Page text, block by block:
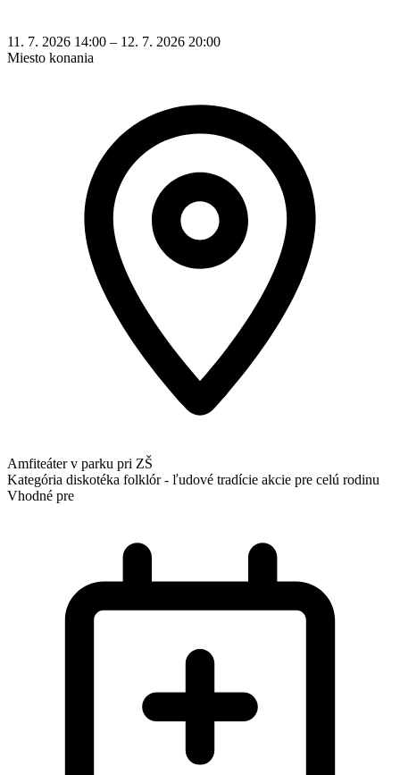
11. 7. 2026 14:00 – 12. 7. 2026 20:00
Miesto konania
Amfiteáter v parku pri ZŠ
Kategória diskotéka folklór - ľudové tradície akcie pre celú rodinu
Vhodné pre